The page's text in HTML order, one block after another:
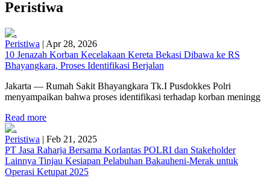
Peristiwa
Peristiwa | Apr 28, 2026
10 Jenazah Korban Kecelakaan Kereta Bekasi Dibawa ke RS
Bhayangkara, Proses Identifikasi Berjalan
Jakarta — Rumah Sakit Bhayangkara Tk.I Pusdokkes Polri
menyampaikan bahwa proses identifikasi terhadap korban meningg
Read more
Peristiwa | Feb 21, 2025
PT Jasa Raharja Bersama Korlantas POLRI dan Stakeholder
Lainnya Tinjau Kesiapan Pelabuhan Bakauheni-Merak untuk
Operasi Ketupat 2025